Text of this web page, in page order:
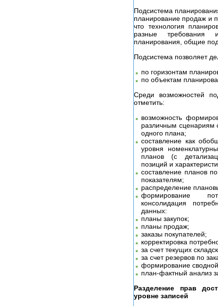
Подсистема
планирование продаж и
что технология
разные требования
планирования, общие
Подсистема позволяет
по горизонтам
по объектам
Среди возможностей
отметить:
возможность
различным сценариям
одного плана;
составление как
уровня
планов (с
позиций и
составление планов
показателям;
распределение
формирование
консолидация
данных:
планы закупок;
планы продаж;
заказы покупателей;
корректировка
за счет текущих
за счет резервов по
формирование
план-фактный анализ
Разделение прав
уровне записей